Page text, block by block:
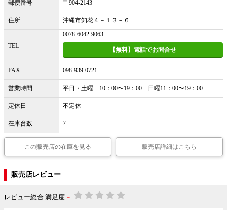
郵便番号 〒904-2143
住所 沖縄市知花４－１３－６
TEL
0078-6042-9063
【無料】電話でお問合せ
FAX 098-939-0721
営業時間 平日・土曜 10：00〜19：00 日曜11：00〜19：00
定休日 不定休
在庫台数 7
この販売店の在庫を見る 販売店詳細はこちら
販売店レビュー
レビュー総合 満足度 -